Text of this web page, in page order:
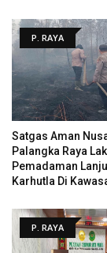
P. RAYA
Satgas Aman
Palangka Raya
Pemadaman
Karhutla Di
P. RAYA